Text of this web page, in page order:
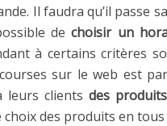
Il faudra qu’il passe
de choisir un
à certains critères
sur le web est
leurs clients des
choix des produits en